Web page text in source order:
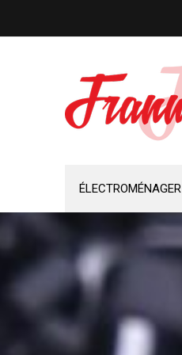
ÉLECTROMÉNAGER